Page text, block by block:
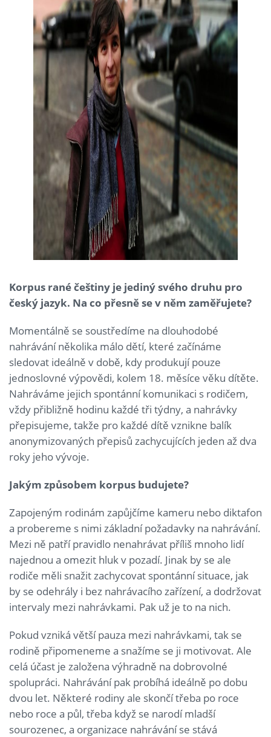
Korpus rané češtiny je jediný svého druhu pro
český jazyk. Na co přesně se v něm zaměřujete?
Momentálně se soustředíme na dlouhodobé
nahrávání několika málo dětí, které začínáme
sledovat ideálně v době, kdy produkují pouze
jednoslovné výpovědi, kolem 18. měsíce věku dítěte.
Nahráváme jejich spontánní komunikaci s rodičem,
vždy přibližně hodinu každé tři týdny, a nahrávky
přepisujeme, takže pro každé dítě vznikne balík
anonymizovaných přepisů zachycujících jeden až dva
roky jeho vývoje.
Jakým způsobem korpus budujete?
Zapojeným rodinám zapůjčíme kameru nebo diktafon
a probereme s nimi základní požadavky na nahrávání.
Mezi ně patří pravidlo nenahrávat příliš mnoho lidí
najednou a omezit hluk v pozadí. Jinak by se ale
rodiče měli snažit zachycovat spontánní situace, jak
by se odehrály i bez nahrávacího zařízení, a dodržovat
intervaly mezi nahrávkami. Pak už je to na nich.
Pokud vzniká větší pauza mezi nahrávkami, tak se
rodině připomeneme a snažíme se ji motivovat. Ale
celá účast je založena výhradně na dobrovolné
spolupráci. Nahrávání pak probíhá ideálně po dobu
dvou let. Některé rodiny ale skončí třeba po roce
nebo roce a půl, třeba když se narodí mladší
sourozenec, a organizace nahrávání se stává